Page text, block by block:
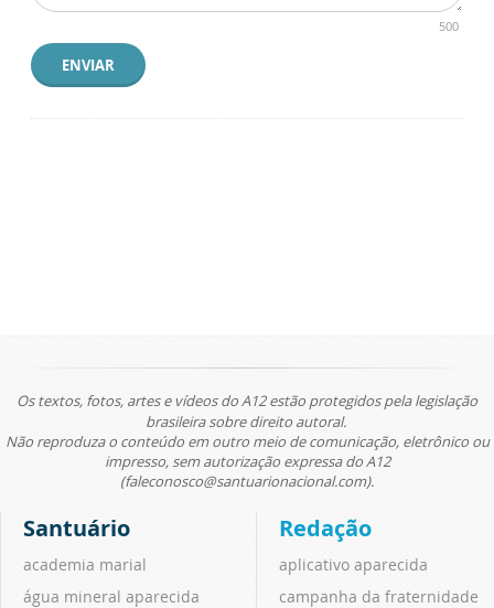
500
ENVIAR
Os textos, fotos, artes e vídeos do A12 estão protegidos pela legislação
brasileira sobre direito autoral.
Não reproduza o conteúdo em outro meio de comunicação, eletrônico ou
impresso, sem autorização expressa do A12
(faleconosco@santuarionacional.com).
Santuário
academia marial
água mineral aparecida
Redação
aplicativo aparecida
campanha da fraternidade